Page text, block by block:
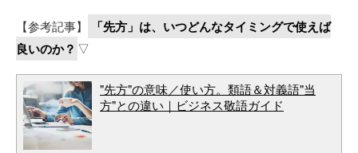
【参考記事】
「先方」は、いつどんなタイミングで使えば
良いのか？ ▽
"先方"の意味／使い方。類語＆対義語"当
方"との違い｜ビジネス敬語ガイド